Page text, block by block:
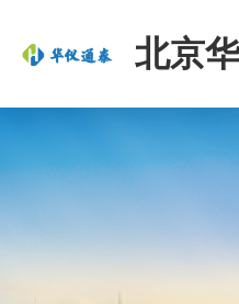
北京
司